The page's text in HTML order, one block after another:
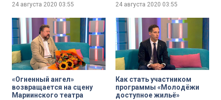
24 августа 2020 03:55 24 августа 2020 03:55
«Огненный ангел»
возвращается на сцену
Мариинского театра
Как стать участником
программы «Молодёжи
доступное жильё»